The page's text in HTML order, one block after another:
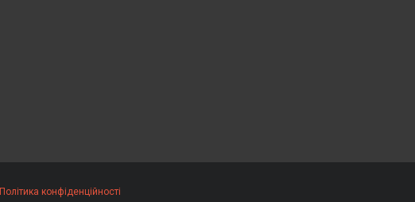
Політика конфіденційності